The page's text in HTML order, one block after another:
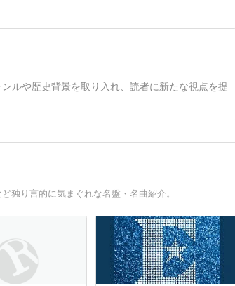
ルや歴史背景を取り入れ、読者に新たな視点を提
独り言的に気まぐれな名盤・名曲紹介。